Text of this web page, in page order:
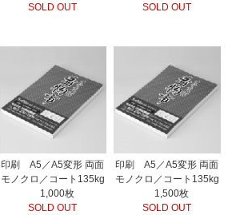
SOLD OUT
SOLD OUT
印刷 A5／A5変形 両面
モノクロ／コート135kg
1,000枚
SOLD OUT
印刷 A5／A5変形 両面
モノクロ／コート135kg
1,500枚
SOLD OUT